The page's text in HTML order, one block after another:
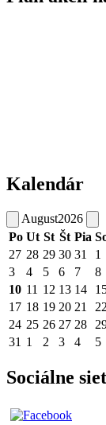
Kalendár
August2026
Po Ut St Št Pia
27 28 29 30 31 1
3
4 5 6 7 8
10 11 12 13 14
17 18 19 20 21 22
24 25 26 27 28
31 1 2 3 4 5
Sociálne